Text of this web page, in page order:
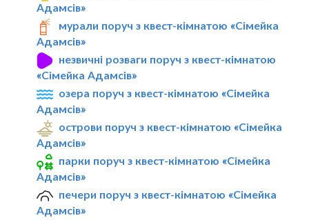
Адамсів»
мурали поруч з квест-кімнатою «Сімейка
Адамсів»
незвичні розваги поруч з квест-кімнатою
«Сімейка Адамсів»
озера поруч з квест-кімнатою «Сімейка
Адамсів»
острови поруч з квест-кімнатою «Сімейка
Адамсів»
парки поруч з квест-кімнатою «Сімейка
Адамсів»
печери поруч з квест-кімнатою «Сімейка
Адамсів»